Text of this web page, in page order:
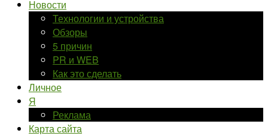
Новости
Технологии и устройства
Обзоры
5 причин
PR и WEB
Как это сделать
Личное
Я
Реклама
Карта сайта